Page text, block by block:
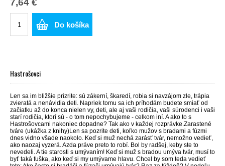
7,64 €
Do košíka
Hastrošovci
Len sa im bližšie prizrite: sú zákerní, škaredí, robia si navzájom zle, trápia
zvieratá a nenávidia deti. Napriek tomu sa ich príhodám budete smiať od
začiatku až do konca nielen vy, deti, ale aj vaši rodičia, vaši súrodenci i vaši
starí rodičia, ktorí sú - o tom nepochybujeme - celkom iní. A ako to s
Hastrošovcami nakoniec dopadne? Tak ako v každej rozprávke.Zarastené
tváre (ukážka z knihy)Len sa pozrite deti, koľko mužov s bradami a fúzmi
dnes vidno všade naokolo. Keď si muž nechá zarásť tvár, nemožno vedieť,
ako naozaj vyzerá. Azda práve preto to robí. Bol by radšej, keby ste to
nevedeli. A tie starosti s umývaním! Keď si muž s bradou umýva tvár, musí to
byť taká fuška, ako keď si my umývame hlavu. Chcel by som teda vedieť